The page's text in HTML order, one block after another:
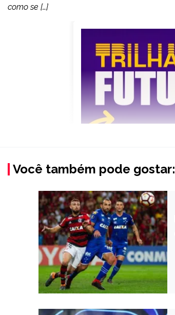
como se […]
Você também pode gostar: